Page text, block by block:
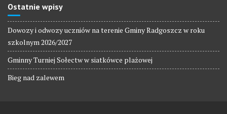
Ostatnie wpisy
Dowozy i odwozy uczniów na terenie Gminy Radgoszcz w roku
szkolnym 2026/2027
Gminny Turniej Sołectw w siatkówce plażowej
Bieg nad zalewem